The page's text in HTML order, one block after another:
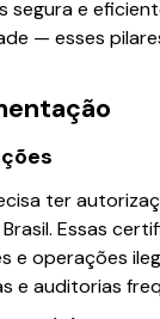
segura e
— esses
ter
Essas
e operações
e auditorias